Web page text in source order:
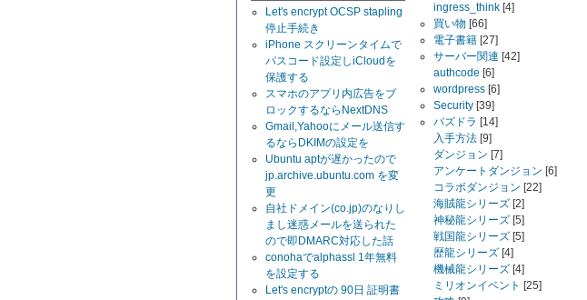
Let's encrypt OCSP stapling
停止手続き
iPhone スクリーンタイムで
パスコード設定しiCloudを
保護する
スマホのアプリ内広告をブ
ロックするならNextDNS
Gmail,Yahooにメール送信す
るならDKIMの設定を
Ubuntu aptが遅かったので
jp.archive.ubuntu.com を変
更
自社ドメイン(co.jp)のなりし
まし迷惑メールを送られた
ので即DMARC対応した話
conohaでalphassl 1年無料
を設定する
Let's encryptの 90日 証明書
ingress_think [4]
買い物 [66]
電子書籍 [27]
サーバー関連 [42]
authcode [6]
wordpress [6]
Security [39]
パズドラ [14]
入手方法 [9]
ダンジョン [7]
アンケートダンジョン [6]
コラボダンジョン [22]
海賊龍シリーズ [2]
神秘龍シリーズ [5]
戦国龍シリーズ [5]
歴龍シリーズ [4]
機械龍シリーズ [4]
ミリオンイベント [25]